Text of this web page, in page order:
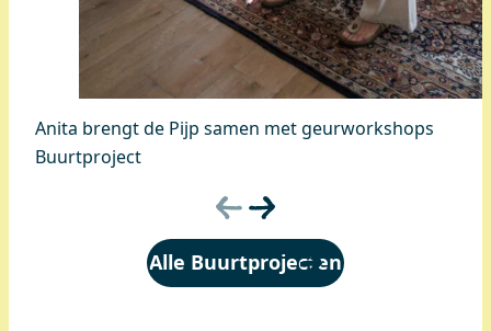
Anita brengt de Pijp samen met geurworkshops
Buurtproject
Alle Buurtprojecten